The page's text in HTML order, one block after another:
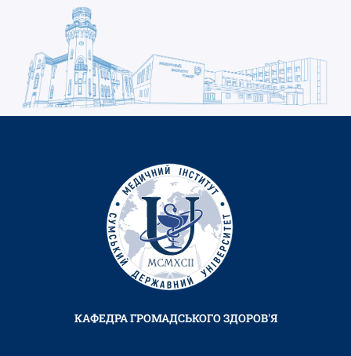
КАФЕДРА ГРОМАДСЬКОГО ЗДОРОВ'Я